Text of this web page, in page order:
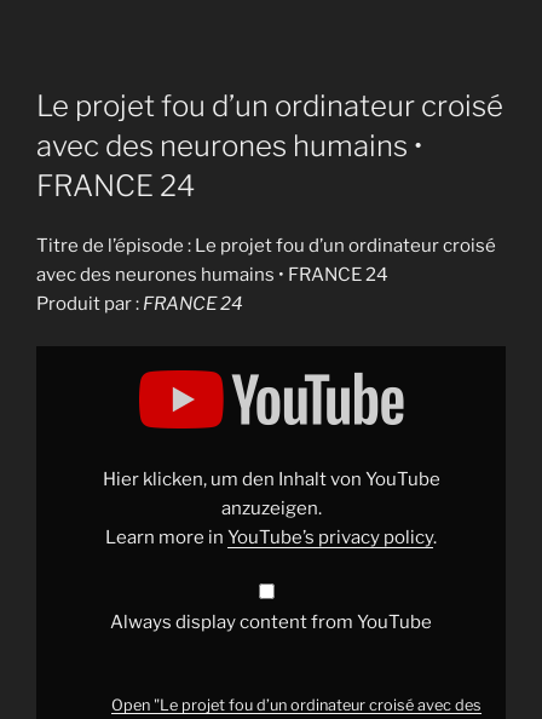
Le projet fou d’un ordinateur croisé
avec des neurones humains •
FRANCE 24
Titre de l’épisode : Le projet fou d’un ordinateur croisé
avec des neurones humains • FRANCE 24
Produit par : FRANCE 24
Display
Hier klicken, um den Inhalt von YouTube
anzuzeigen.
Learn more in YouTube’s privacy policy.
Always display content from YouTube
Open "Le projet fou d’un ordinateur croisé avec des